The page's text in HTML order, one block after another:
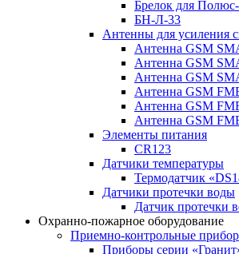
Брелок для
БН-Л-33
Антенны для усиления
Антенна GSM
Антенна GSM
Антенна GSM
Антенна GSM
Антенна GSM
Антенна GSM
Элементы питания
CR123
Датчики температуры
Термодатчик
Датчики протечки воды
Датчик протечки
Охранно-пожарное оборудование
Приемно-контрольные
Приборы серии